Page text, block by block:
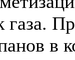
газа.
в